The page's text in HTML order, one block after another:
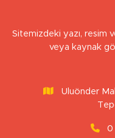
Sitemizdeki yazı, resim
Uluönder